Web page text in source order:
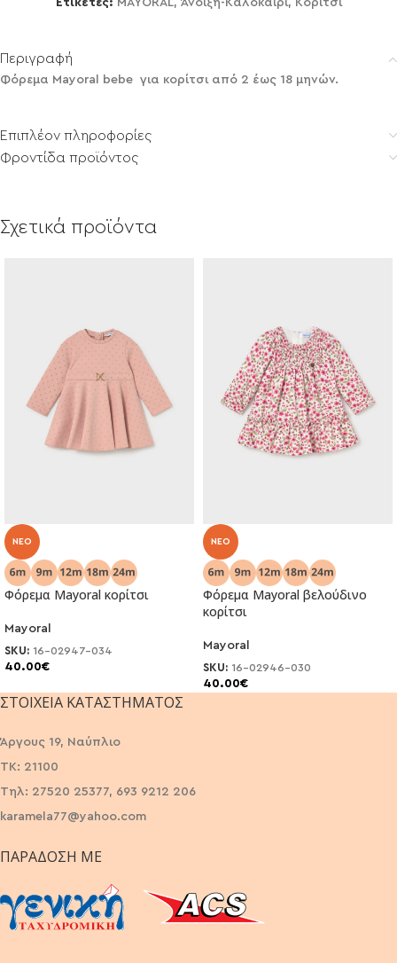
Ετικέτες: MAYORAL, Άνοιξη-Καλοκαίρι, Κορίτσι
Περιγραφή
Φόρεμα Mayoral bebe για κορίτσι από 2 έως 18 μηνών.
Επιπλέον πληροφορίες
Φροντίδα προϊόντος
Σχετικά προϊόντα
NEO
Φόρεμα Mayoral κορίτσι
Mayoral
SKU: 16-02947-034
40.00€
NEO
Φόρεμα Mayoral βελούδινο
κορίτσι
Mayoral
SKU: 16-02946-030
40.00€
ΣΤΟΙΧΕΊΑ ΚΑΤΑΣΤΉΜΑΤΟΣ
Άργους 19, Ναύπλιο
ΤΚ: 21100
Τηλ: 27520 25377, 693 9212 206
karamela77@yahoo.com
ΠΑΡΆΔΟΣΗ ΜΕ